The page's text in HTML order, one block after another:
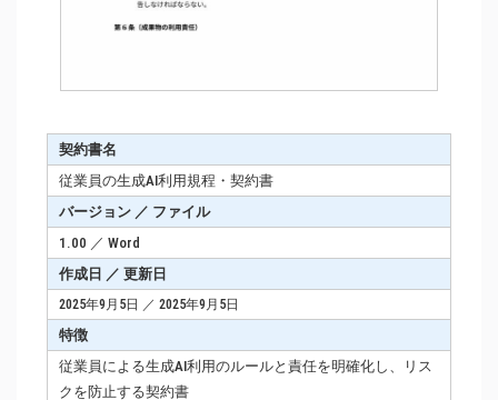
契約書名
従業員の生成AI利用規程・契約書
バージョン ／ ファイル
1.00 ／ Word
作成日 ／ 更新日
2025年9月5日 ／ 2025年9月5日
特徴
従業員による生成AI利用のルールと責任を明確化し、リス
クを防止する契約書